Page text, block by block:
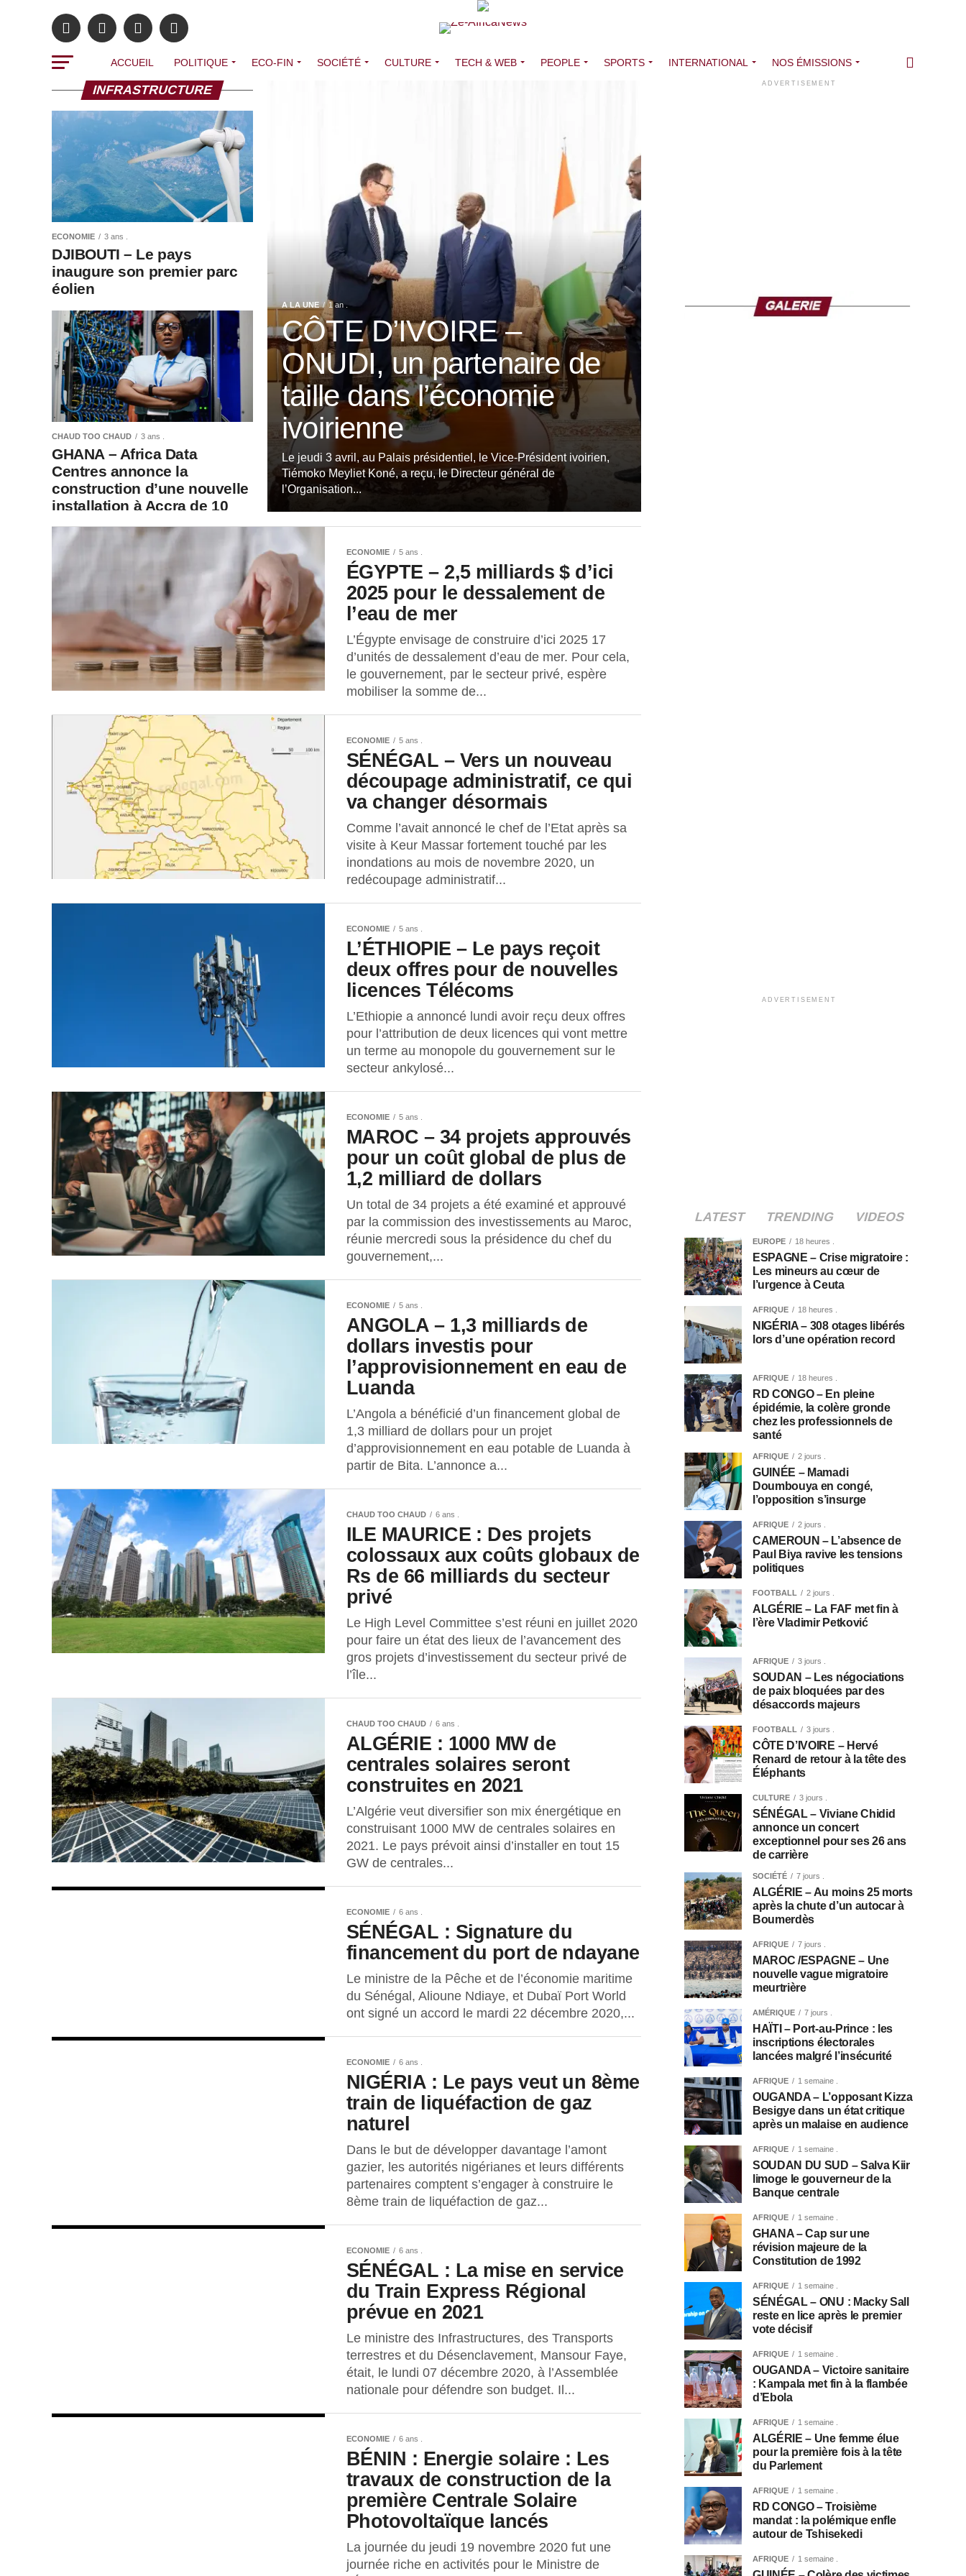
ACCUEIL POLITIQUE ECO-FIN SOCIÉTÉ CULTURE TECH & WEB PEOPLE SPORTS INTERNATIONAL NOS ÉMISSIONS
A LA UNE 1 an .
CÔTE D’IVOIRE –
ONUDI, un partenaire de
taille dans l’économie
ivoirienne
Le jeudi 3 avril, au Palais présidentiel, le Vice-Président ivoirien,
Tiémoko Meyliet Koné, a reçu, le Directeur général de
l’Organisation...
INFRASTRUCTURE
ECONOMIE 3 ans .
DJIBOUTI – Le pays
inaugure son premier parc
éolien
CHAUD TOO CHAUD 3 ans .
GHANA – Africa Data
Centres annonce la
construction d’une nouvelle
installation à Accra de 10
MW
ECONOMIE 5 ans .
ÉGYPTE – 2,5 milliards $ d’ici
2025 pour le dessalement de
l’eau de mer
L’Égypte envisage de construire d’ici 2025 17
d’unités de dessalement d’eau de mer. Pour cela,
le gouvernement, par le secteur privé, espère
mobiliser la somme de...
ECONOMIE 5 ans .
SÉNÉGAL – Vers un nouveau
découpage administratif, ce qui
va changer désormais
Comme l’avait annoncé le chef de l’Etat après sa
visite à Keur Massar fortement touché par les
inondations au mois de novembre 2020, un
redécoupage administratif...
ECONOMIE 5 ans .
L’ÉTHIOPIE – Le pays reçoit
deux offres pour de nouvelles
licences Télécoms
L’Ethiopie a annoncé lundi avoir reçu deux offres
pour l’attribution de deux licences qui vont mettre
un terme au monopole du gouvernement sur le
secteur ankylosé...
ECONOMIE 5 ans .
MAROC – 34 projets approuvés
pour un coût global de plus de
1,2 milliard de dollars
Un total de 34 projets a été examiné et approuvé
par la commission des investissements au Maroc,
réunie mercredi sous la présidence du chef du
gouvernement,...
ECONOMIE 5 ans .
ANGOLA – 1,3 milliards de
dollars investis pour
l’approvisionnement en eau de
Luanda
L’Angola a bénéficié d’un financement global de
1,3 milliard de dollars pour un projet
d’approvisionnement en eau potable de Luanda à
partir de Bita. L’annonce a...
CHAUD TOO CHAUD 6 ans .
ILE MAURICE : Des projets
colossaux aux coûts globaux de
Rs de 66 milliards du secteur
privé
Le High Level Committee s’est réuni en juillet 2020
pour faire un état des lieux de l’avancement des
gros projets d’investissement du secteur privé de
l’île...
CHAUD TOO CHAUD 6 ans .
ALGÉRIE : 1000 MW de
centrales solaires seront
construites en 2021
L’Algérie veut diversifier son mix énergétique en
construisant 1000 MW de centrales solaires en
2021. Le pays prévoit ainsi d’installer en tout 15
GW de centrales...
ECONOMIE 6 ans .
SÉNÉGAL : Signature du
financement du port de ndayane
Le ministre de la Pêche et de l’économie maritime
du Sénégal, Alioune Ndiaye, et Dubaï Port World
ont signé un accord le mardi 22 décembre 2020,...
ECONOMIE 6 ans .
NIGÉRIA : Le pays veut un 8ème
train de liquéfaction de gaz
naturel
Dans le but de développer davantage l’amont
gazier, les autorités nigérianes et leurs différents
partenaires comptent s’engager à construire le
8ème train de liquéfaction de gaz...
ECONOMIE 6 ans .
SÉNÉGAL : La mise en service
du Train Express Régional
prévue en 2021
Le ministre des Infrastructures, des Transports
terrestres et du Désenclavement, Mansour Faye,
était, le lundi 07 décembre 2020, à l’Assemblée
nationale pour défendre son budget. Il...
ECONOMIE 6 ans .
BÉNIN : Energie solaire : Les
travaux de construction de la
première Centrale Solaire
Photovoltaïque lancés
La journée du jeudi 19 novembre 2020 fut une
journée riche en activités pour le Ministre de
ADVERTISEMENT
ADVERTISEMENT
LATEST TRENDING VIDEOS
EUROPE 18 heures .
ESPAGNE – Crise migratoire :
Les mineurs au cœur de
l’urgence à Ceuta
AFRIQUE 18 heures .
NIGÉRIA – 308 otages libérés
lors d’une opération record
AFRIQUE 18 heures .
RD CONGO – En pleine
épidémie, la colère gronde
chez les professionnels de
santé
AFRIQUE 2 jours .
GUINÉE – Mamadi
Doumbouya en congé,
l’opposition s’insurge
AFRIQUE 2 jours .
CAMEROUN – L’absence de
Paul Biya ravive les tensions
politiques
FOOTBALL 2 jours .
ALGÉRIE – La FAF met fin à
l’ère Vladimir Petković
AFRIQUE 3 jours .
SOUDAN – Les négociations
de paix bloquées par des
désaccords majeurs
FOOTBALL 3 jours .
CÔTE D’IVOIRE – Hervé
Renard de retour à la tête des
Éléphants
CULTURE 3 jours .
SÉNÉGAL – Viviane Chidid
annonce un concert
exceptionnel pour ses 26 ans
de carrière
SOCIÉTÉ 7 jours .
ALGÉRIE – Au moins 25 morts
après la chute d’un autocar à
Boumerdès
AFRIQUE 7 jours .
MAROC /ESPAGNE – Une
nouvelle vague migratoire
meurtrière
AMÉRIQUE 7 jours .
HAÏTI – Port-au-Prince : les
inscriptions électorales
lancées malgré l’insécurité
AFRIQUE 1 semaine .
OUGANDA – L’opposant Kizza
Besigye dans un état critique
après un malaise en audience
AFRIQUE 1 semaine .
SOUDAN DU SUD – Salva Kiir
limoge le gouverneur de la
Banque centrale
AFRIQUE 1 semaine .
GHANA – Cap sur une
révision majeure de la
Constitution de 1992
AFRIQUE 1 semaine .
SÉNÉGAL – ONU : Macky Sall
reste en lice après le premier
vote décisif
AFRIQUE 1 semaine .
OUGANDA – Victoire sanitaire
: Kampala met fin à la flambée
d’Ebola
AFRIQUE 1 semaine .
ALGÉRIE – Une femme élue
pour la première fois à la tête
du Parlement
AFRIQUE 1 semaine .
RD CONGO – Troisième
mandat : la polémique enfle
autour de Tshisekedi
AFRIQUE 1 semaine .